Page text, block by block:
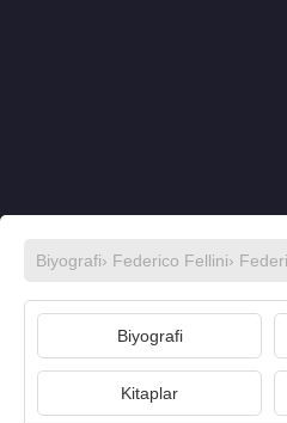
Biyografi› Federico Fellini›
Biyografi
Kitaplar